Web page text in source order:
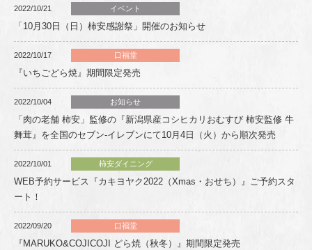
2022/10/21 イベント
「10月30日（日）柿安感謝祭」開催のお知らせ
2022/10/17 口福堂
『いちごどら焼』期間限定発売
2022/10/04 お知らせ
「肉の老舗 柿安」監修の『新潟県産コシヒカリおむすび 柿安監修 牛
舞茸』を全国のセブン‐イレブンにて10月4日（火）から順次発売
2022/10/01 柿安ダイニング
WEB予約サービス『カキヨヤク2022（Xmas・おせち）』ご予約スタ
ート！
2022/09/20 口福堂
『MARUKO&COJICOJI どら焼（秋冬）』期間限定発売